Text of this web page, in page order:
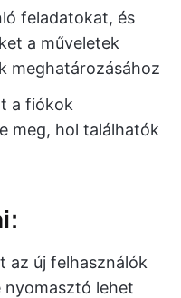
feladatokat, és
a műveletek
meghatározásához
a fiókok
meg, hol találhatók
az új felhasználók
nyomasztó lehet